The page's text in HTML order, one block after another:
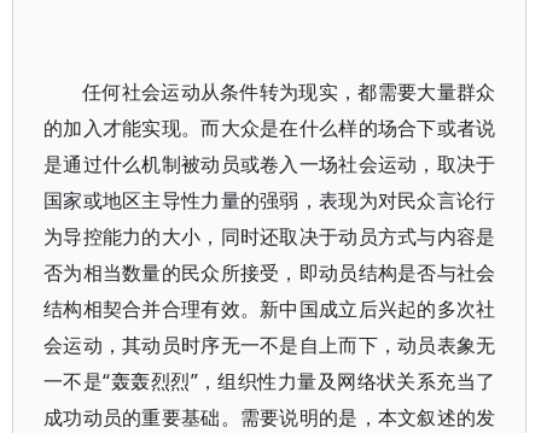
任何社会运动从条件转为现实，都需要大量群众
的加入才能实现。而大众是在什么样的场合下或者说
是通过什么机制被动员或卷入一场社会运动，取决于
国家或地区主导性力量的强弱，表现为对民众言论行
为导控能力的大小，同时还取决于动员方式与内容是
否为相当数量的民众所接受，即动员结构是否与社会
结构相契合并合理有效。新中国成立后兴起的多次社
会运动，其动员时序无一不是自上而下，动员表象无
一不是“轰轰烈烈”，组织性力量及网络状关系充当了
成功动员的重要基础。需要说明的是，本文叙述的发